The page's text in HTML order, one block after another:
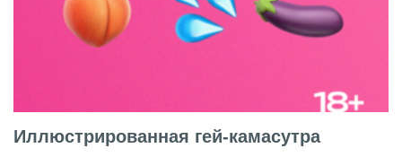
Иллюстрированная гей-камасутра